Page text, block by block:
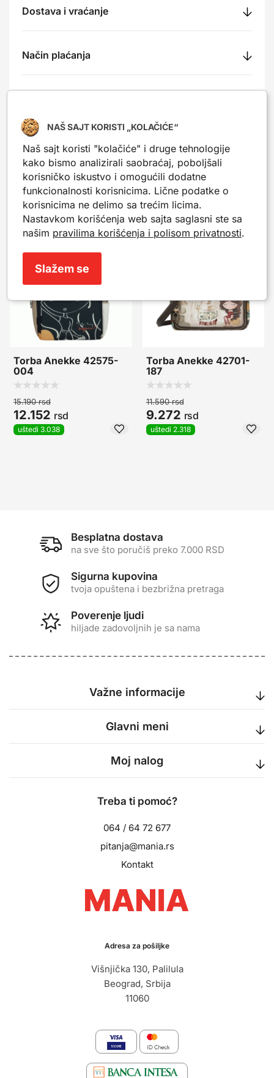
Dostava i vraćanje
Način plaćanja
Nešto slično?
Popularni proizvodi iz iste kategorije. Mogu da ti
posluže kao inspiracija.
-20%
Torba Anekke 42575-
004
15.190rsd
12.152 rsd
uštedi 3.038
-20%
Torba Anekke 42701-
187
11.590rsd
9.272 rsd
uštedi 2.318
Besplatna dostava
na sve što poručiš preko 7.000 RSD
Sigurna kupovina
tvoja opuštena i bezbrižna pretraga
Poverenje ljudi
hiljade zadovoljnih je sa nama
Važne informacije
Glavni meni
Moj nalog
Treba ti pomoć?
064 / 64 72 677
pitanja@mania.rs
Kontakt
Adresa za pošiljke
Višnjička 130, Palilula
Beograd, Srbija
11060
NAŠ SAJT KORISTI „KOLAČIĆE“
Naš sajt koristi "kolačiće" i druge tehnologije
kako bismo analizirali saobraćaj, poboljšali
korisničko iskustvo i omogućili dodatne
funkcionalnosti korisnicima. Lične podatke o
korisnicima ne delimo sa trećim licima.
Nastavkom korišćenja web sajta saglasni ste sa
našim pravilima korišćenja i polisom privatnosti.
Slažem se